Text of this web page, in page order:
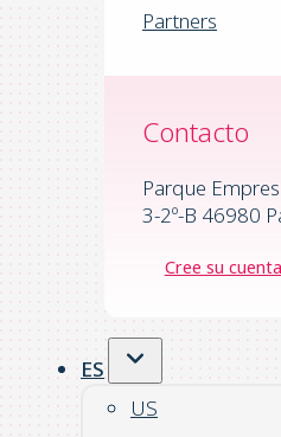
Partners
Contacto
Parque
3-2º-B 46980
Cree su
ES
US